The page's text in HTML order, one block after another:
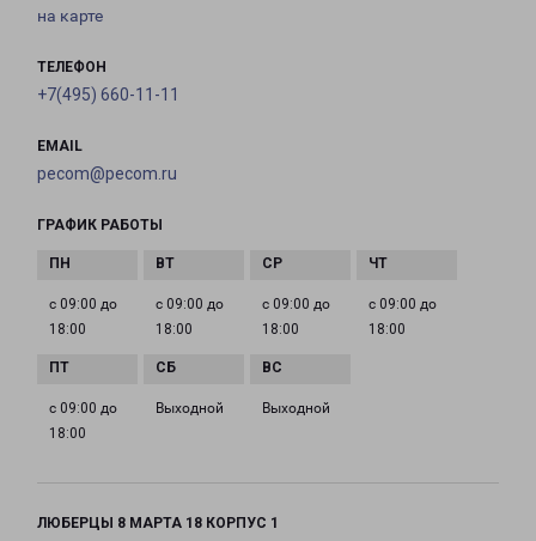
на карте
ТЕЛЕФОН
+7(495) 660-11-11
EMAIL
pecom@pecom.ru
ГРАФИК РАБОТЫ
с 09:00 до
18:00
с 09:00 до
18:00
с 09:00 до
18:00
с 09:00 до
18:00
с 09:00 до
18:00
Выходной Выходной
ЛЮБЕРЦЫ 8 МАРТА 18 КОРПУС 1